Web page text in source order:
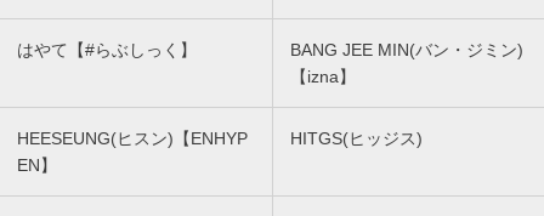
はやて【#らぶしっく】
BANG JEE MIN(バン・ジミン)
【izna】
HEESEUNG(ヒスン)【ENHYP
EN】
HITGS(ヒッジス)